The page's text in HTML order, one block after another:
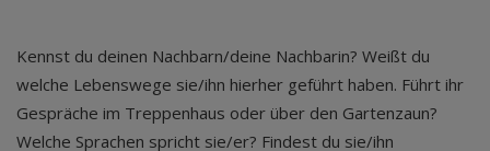
Kennst du deinen Nachbarn/deine Nachbarin? Weißt du
welche Lebenswege sie/ihn hierher geführt haben. Führt ihr
Gespräche im Treppenhaus oder über den Gartenzaun?
Welche Sprachen spricht sie/er? Findest du sie/ihn